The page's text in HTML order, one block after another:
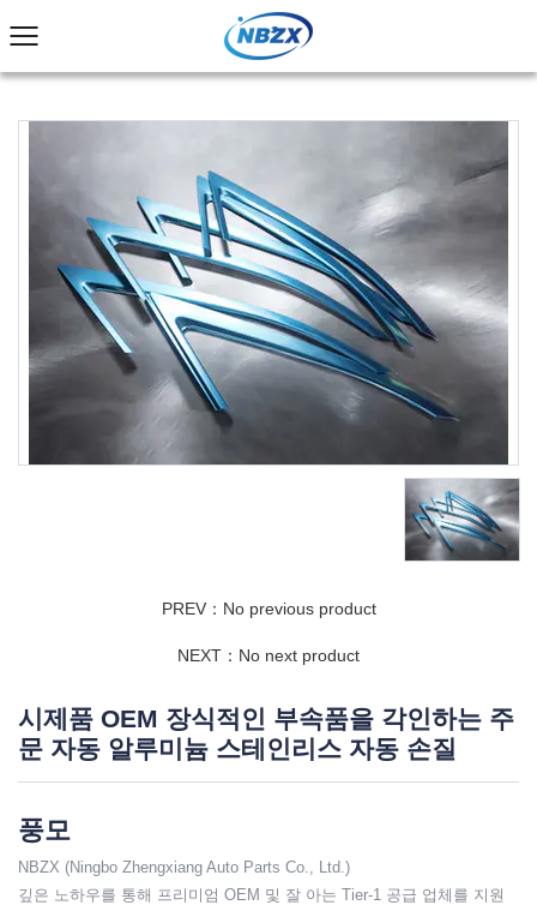
PREV：No previous product
NEXT：No next product
시제품 OEM 장식적인 부속품을 각인하는 주
문 자동 알루미늄 스테인리스 자동 손질
풍모
NBZX (Ningbo Zhengxiang Auto Parts Co., Ltd.)
깊은 노하우를 통해 프리미엄 OEM 및 잘 아는 Tier-1 공급 업체를 지원